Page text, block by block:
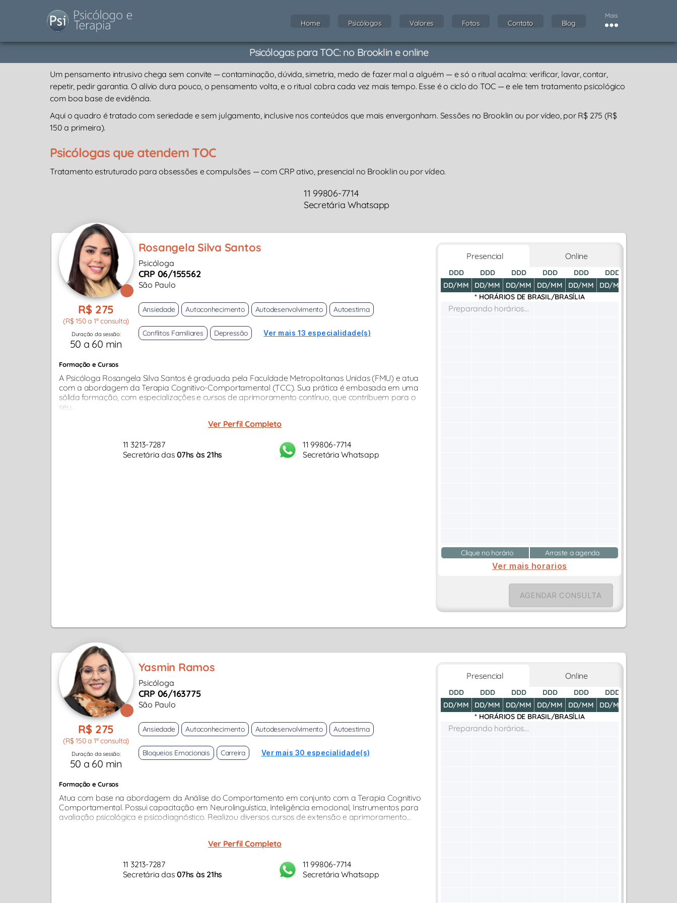
Home Psicólogos Valores Fotos Contato Blog
Mais
Psicólogas para TOC: no Brooklin e online
Um pensamento intrusivo chega sem convite — contaminação, dúvida, simetria, medo de fazer mal a alguém — e só o ritual acalma: verificar, lavar, contar,
repetir, pedir garantia. O alívio dura pouco, o pensamento volta, e o ritual cobra cada vez mais tempo. Esse é o ciclo do TOC — e ele tem tratamento psicológico
com boa base de evidência.
Aqui o quadro é tratado com seriedade e sem julgamento, inclusive nos conteúdos que mais envergonham. Sessões no Brooklin ou por vídeo, por R$ 275 (R$
150 a primeira).
Psicólogas que atendem TOC
Tratamento estruturado para obsessões e compulsões — com CRP ativo, presencial no Brooklin ou por vídeo.
11 99806-7714
Secretária Whatsapp
Rosangela Silva Santos
Psicóloga
CRP 06/155562
São Paulo
R$ 275
(R$ 150 a 1ª consulta)
Duração da sessão:
50 a 60 min
Ansiedade Autoconhecimento Autodesenvolvimento Autoestima
Conflitos Familiares Depressão Ver mais 13 especialidade(s)
Formação e Cursos
A Psicóloga Rosangela Silva Santos é graduada pela Faculdade Metropolitanas Unidas (FMU) e atua
com a abordagem da Terapia Cognitivo-Comportamental (TCC). Sua prática é embasada em uma
sólida formação, com especializações e cursos de aprimoramento contínuo, que contribuem para o
seu...
Ver Perfil Completo
11 3213-7287
Secretária das07hs às 21hs
11 99806-7714
Secretária Whatsapp
Presencial Online
DDD
DD/MM
DDD
DD/MM
DDD
DD/MM
DDD
DD/MM
DDD
DD/MM
DDD
DD/MM
* HORÁRIOS DE BRASIL/BRASÍLIA
Preparando horários...
Clique no horário Arraste a agenda
Ver mais horarios
AGENDAR CONSULTA
Yasmin Ramos
Psicóloga
CRP 06/163775
São Paulo
R$ 275
(R$ 150 a 1ª consulta)
Duração da sessão:
50 a 60 min
Ansiedade Autoconhecimento Autodesenvolvimento Autoestima
Bloqueios Emocionais Carreira Ver mais 30 especialidade(s)
Formação e Cursos
Atua com base na abordagem da Análise do Comportamento em conjunto com a Terapia Cognitivo
Comportamental. Possui capacitação em Neurolinguística, Inteligência emocional, Instrumentos para
avaliação psicológica e psicodiagnóstico. Realizou diversos cursos de extensão e aprimoramento...
Ver Perfil Completo
11 3213-7287
Secretária das07hs às 21hs
11 99806-7714
Secretária Whatsapp
Presencial Online
DDD
DD/MM
DDD
DD/MM
DDD
DD/MM
DDD
DD/MM
DDD
DD/MM
DDD
DD/MM
* HORÁRIOS DE BRASIL/BRASÍLIA
Preparando horários...